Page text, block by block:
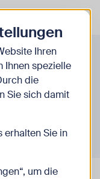
Zum
und mehr von
Ihren
Ihnen spezielle
die
Sie sich damit
erhalten Sie in
um die